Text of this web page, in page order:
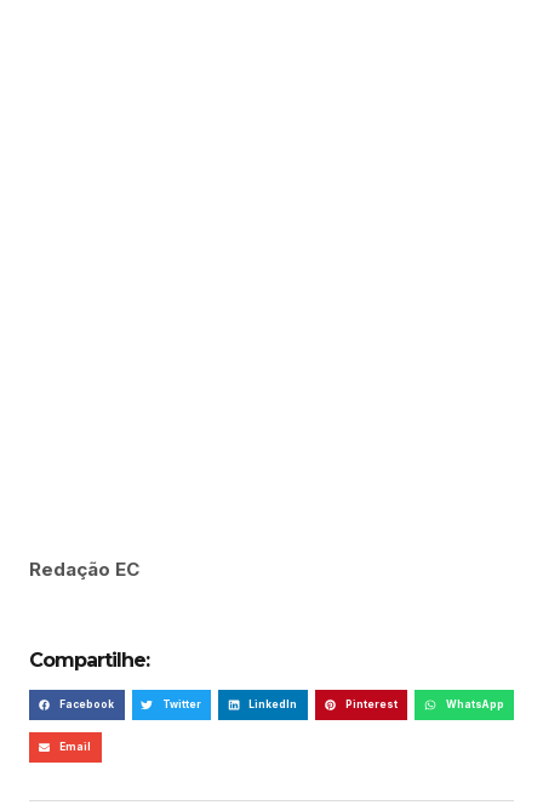
Redação EC
Compartilhe:
Facebook Twitter LinkedIn Pinterest WhatsApp
Email